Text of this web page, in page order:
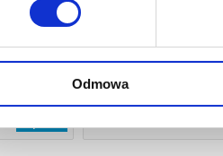
Odmowa
W
podany
Powieść Wyrzykowskiej
europejskiego
fobiami, obsesyjnie
wizerunku, podatnych na
jej, dorosłych już, dzieci.
codzienności,